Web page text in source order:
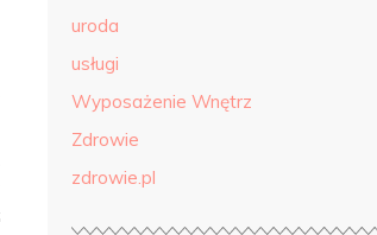
uroda
usługi
Wyposażenie Wnętrz
Zdrowie
zdrowie.pl